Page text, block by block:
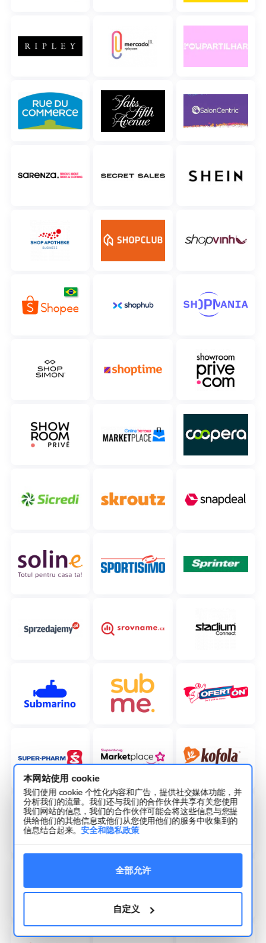
本网站使用 cookie
我们使用 cookie 个性化内容和广告，提供社交媒体功能，并
分析我们的流量。我们还与我们的合作伙伴共享有关您使用
我们网站的信息，我们的合作伙伴可能会将这些信息与您提
供给他们的其他信息或他们从您使用他们的服务中收集到的
信息结合起来。安全和隐私政策
全部允许
自定义